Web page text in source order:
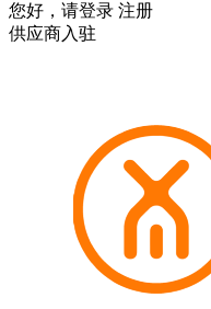
您好，请登录 注册
供应商入驻